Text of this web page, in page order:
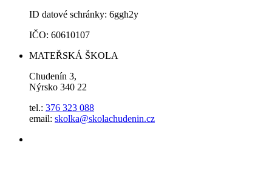
ID datové schránky: 6ggh2y
IČO: 60610107
MATEŘSKÁ ŠKOLA
Chudenín 3,
Nýrsko 340 22
tel.: 376 323 088
email: skolka@skolachudenin.cz